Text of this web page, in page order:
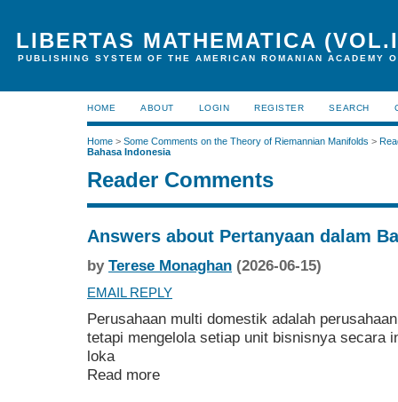
LIBERTAS MATHEMATICA
PUBLISHING SYSTEM OF THE AMERICAN ROMANIAN ACADEMY
HOME ABOUT LOGIN REGISTER SEARCH
Home > Some Comments on the Theory of Riemannian Manifolds >
Bahasa Indonesia
Reader Comments
Answers about Pertanyaan dalam
by Terese Monaghan (2026-06-15)
EMAIL REPLY
Perusahaan multi domestik adalah
tetapi mengelola setiap unit bisnisnya secara
loka
Read more